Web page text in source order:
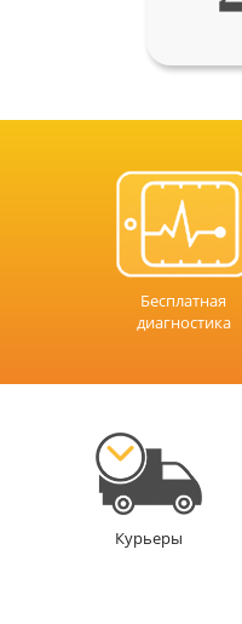
Бесплатная
диагностика
Курьеры